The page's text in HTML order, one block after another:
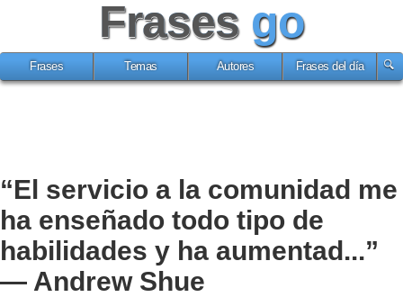
Frases go
Frases Temas Autores Frases del día
“El servicio a la comunidad me
ha enseñado todo tipo de
habilidades y ha aumentad...”
— Andrew Shue